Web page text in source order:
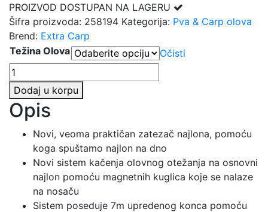
od
399 rsd
420 rsd
PROIZVOD DOSTUPAN NA LAGERU
Šifra proizvoda: 258194 Kategorija: Pva & Carp olova
Brend: Extra Carp
Težina Olova
Očisti
BACK
LEAD
TWIN
BALL
količina
Dodaj u korpu
Opis
Novi, veoma praktičan zatezač najlona, pomoću
koga spuštamo najlon na dno
Novi sistem kačenja olovnog otežanja na osnovni
najlon pomoću magnetnih kuglica koje se nalaze
na nosaču
Sistem poseduje 7m upredenog konca pomoću